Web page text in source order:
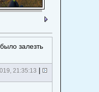
залезть
21:35:13 |